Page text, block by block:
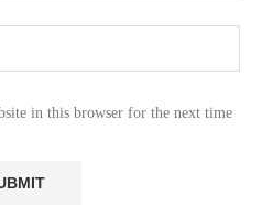
in this browser for the next time